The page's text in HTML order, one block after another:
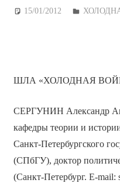
15/01/2012 Дежурный
ШЛА «ХОЛОДНАЯ
СЕРГУНИН Александр
кафедры теории и
Санкт-Петербургского
(СПбГУ), доктор
(Санкт-Петербург. E-mail: